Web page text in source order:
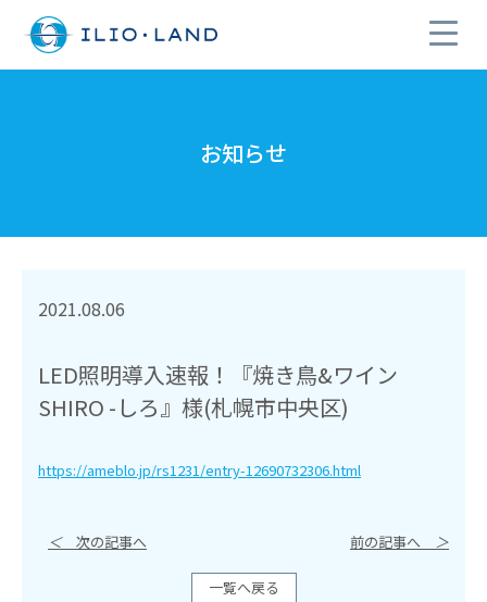
お知らせ
2021.08.06
LED照明導入速報！『焼き鳥&ワイン
SHIRO -しろ』様(札幌市中央区)
https://ameblo.jp/rs1231/entry-12690732306.html
＜次の記事へ 前の記事へ ＞
一覧へ戻る